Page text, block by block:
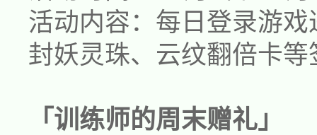
活动内容：每日登录游
封妖灵珠、云纹翻倍卡等
「训练师的周末赠礼」